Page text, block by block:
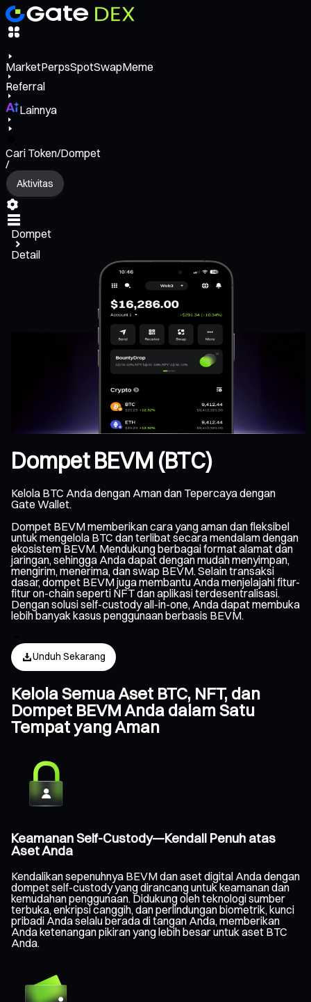
MarketPerpsSpotSwapMeme
Referral
Lainnya
Cari Token/Dompet
/
Aktivitas
Dompet
Detail
Dompet BEVM (BTC)
Kelola BTC Anda dengan Aman dan Tepercaya dengan
Gate Wallet.
Dompet BEVM memberikan cara yang aman dan fleksibel
untuk mengelola BTC dan terlibat secara mendalam dengan
ekosistem BEVM. Mendukung berbagai format alamat dan
jaringan, sehingga Anda dapat dengan mudah menyimpan,
mengirim, menerima, dan swap BEVM. Selain transaksi
dasar, dompet BEVM juga membantu Anda menjelajahi fitur-
fitur on-chain seperti NFT dan aplikasi terdesentralisasi.
Dengan solusi self-custody all-in-one, Anda dapat membuka
lebih banyak kasus penggunaan berbasis BEVM.
Unduh Sekarang
Kelola Semua Aset BTC, NFT, dan
Dompet BEVM Anda dalam Satu
Tempat yang Aman
Keamanan Self-Custody—Kendali Penuh atas
Aset Anda
Kendalikan sepenuhnya BEVM dan aset digital Anda dengan
dompet self-custody yang dirancang untuk keamanan dan
kemudahan penggunaan. Didukung oleh teknologi sumber
terbuka, enkripsi canggih, dan perlindungan biometrik, kunci
pribadi Anda selalu berada di tangan Anda, memberikan
Anda ketenangan pikiran yang lebih besar untuk aset BTC
Anda.